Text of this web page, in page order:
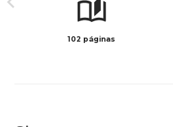
102 páginas